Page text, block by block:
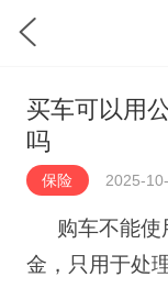
买车可以用
吗
保险 2025-
购车不能
金，只用于处